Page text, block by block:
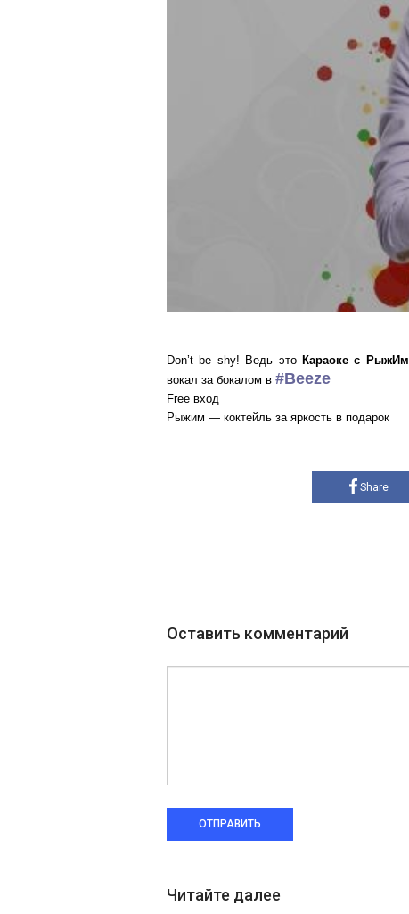
Don’t be shy! Ведь это Караоке с РыжИм
вокал за бокалом в ‪#‎Beeze‬
Free вход
Рыжим — коктейль за яркость в подарок
Share
Оставить комментарий
ОТПРАВИТЬ
Читайте далее